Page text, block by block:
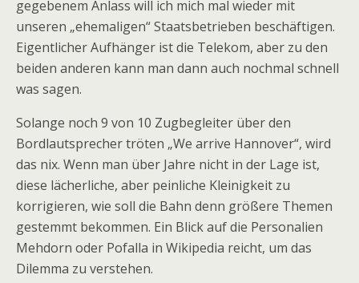
gegebenem Anlass will ich mich mal wieder mit
unseren „ehemaligen“ Staatsbetrieben beschäftigen.
Eigentlicher Aufhänger ist die Telekom, aber zu den
beiden anderen kann man dann auch nochmal schnell
was sagen.
Solange noch 9 von 10 Zugbegleiter über den
Bordlautsprecher tröten „We arrive Hannover“, wird
das nix. Wenn man über Jahre nicht in der Lage ist,
diese lächerliche, aber peinliche Kleinigkeit zu
korrigieren, wie soll die Bahn denn größere Themen
gestemmt bekommen. Ein Blick auf die Personalien
Mehdorn oder Pofalla in Wikipedia reicht, um das
Dilemma zu verstehen.